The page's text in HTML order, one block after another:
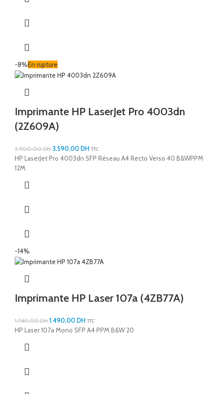
-8%En rupture
Imprimante HP LaserJet Pro 4003dn
(2Z609A)
3.900,00DH 3.590,00DH TTC
HP LaserJet Pro 4003dn SFP Réseau A4 Recto Verso 40 B&WPPM
12M.
-14%
Imprimante HP Laser 107a (4ZB77A)
1.740,00DH 1.490,00DH TTC
HP Laser 107a Mono SFP A4 PPM B&W 20